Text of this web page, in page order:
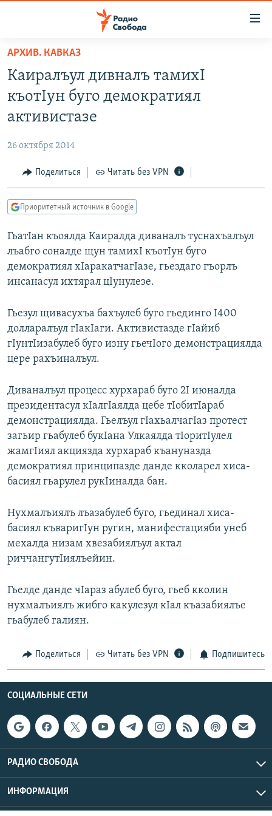
упрощенного
доступа
Вернуться
основному
Вернутся
Вернутся
поиску
ПОДКАСТЫ
АВТОРСКИЕ ПРОЕКТЫ
МНЕНИЯ
КУЛЬТУРА
КАВКАЗ.РЕАЛИИ
СЕВЕР.РЕАЛИИ
СИБИРЬ.РЕАЛИИ
РАСПИСАНИЕ ВЕЩАНИЯ
ПОДПИШИТЕСЬ НА РАССЫЛКУ
СОЦИАЛЬНЫЕ СЕТИ
Все сайты РСЕ/РС
АРХИВ. КАВКАЗ
Каиралъул дивналъ тамихI
къотIун буго демократиял
активистазе
26 октября 2014
Поделиться Читать без VPN
Приоритетный источник в Google
ГьатIан къоялда Каиралда диваналъ туснахъалъул
лъабго соналде щун тамихI къотIун буго
демократиял хIаракатчагIазе, гьездаго гъорлъ
инсанасул ихтярал цIунулезе.
Гьезул щивасухъа бахъулеб буго гьединго I400
долларалъул гIакIаги. Активистазде гIайиб
гIунтIизабулеб буго изну гьечIого демонстрациялда
цере рахъиналъул.
Диваналъул процесс хурхараб буго 2I июналда
президентасул кIалгIаялда цебе тIобитIараб
демонстрациялда. Гьелъул гIахьалчагIаз протест
загьир гьабулеб букIана Улкаялда тIоритIулел
жамгIиял акциязда хурхараб къануназда
демократиял принципазде данде кколарел хиса-
басиял гьарулел рукIиналда бан.
Нухмалъиялъ лъазабулеб буго, гьединал хиса-
басиял къваригIун ругин, манифестацияби унеб
мехалда низам хвезабиялъул актал
риччангутIиялъейин.
Гьелде данде чIараз абулеб буго, гьеб кколин
нухмалъиялъ жибго какулезул кIал къазабиялъе
гьабулеб галиян.
Поделиться Читать без VPN Подпишитесь
СОЦИАЛЬНЫЕ СЕТИ
РАДИО СВОБОДА
ИНФОРМАЦИЯ